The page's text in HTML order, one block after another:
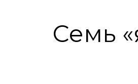
Семь